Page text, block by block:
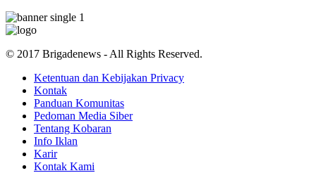
© 2017 Brigadenews - All Rights Reserved.
Ketentuan dan Kebijakan Privacy
Kontak
Panduan Komunitas
Pedoman Media Siber
Tentang Kobaran
Info Iklan
Karir
Kontak Kami